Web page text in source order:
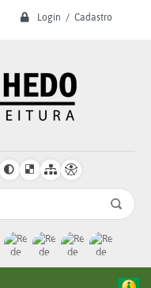
Login / Cadastro